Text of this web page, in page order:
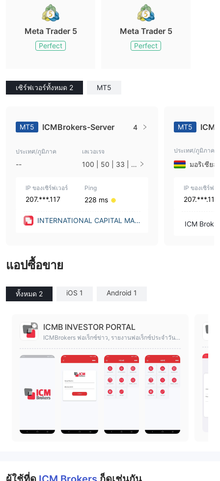
Meta Trader 5
Perfect
Meta Trader 5
Perfect
เซิร์ฟเวอร์ทั้งหมด 2 MT5
MT5 ICMBrokers-Server 4
ประเทศ/ภูมิภาค
--
เลเวอเรจ
100 | 50 | 33 | 2
IP ของเซิร์ฟเวอร์
207.***.117
Ping
228 ms
INTERNATIONAL CAPITAL MAR
MT5
ประเทศ/ภูมิภาค
มอริเชียส
IP ของเซิร์ฟเ
207.***.117
ICM
แอปซื้อขาย
ทั้งหมด 2 iOS 1 Android 1
ICMB INVESTOR PORTAL
ICMBrokers ฟอเร็กซ์ข่าว, รายงานฟอเร็กซ์ประจำวัน แ